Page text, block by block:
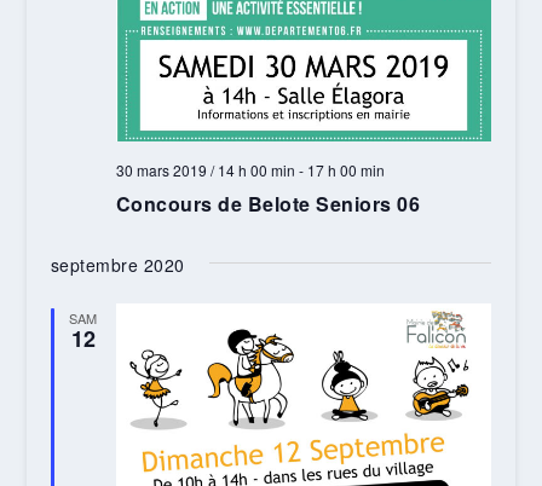
Concours de Belote Seniors 06
30 mars 2019 / 14 h 00 min - 17 h 00 min
septembre 2020
SAM
12